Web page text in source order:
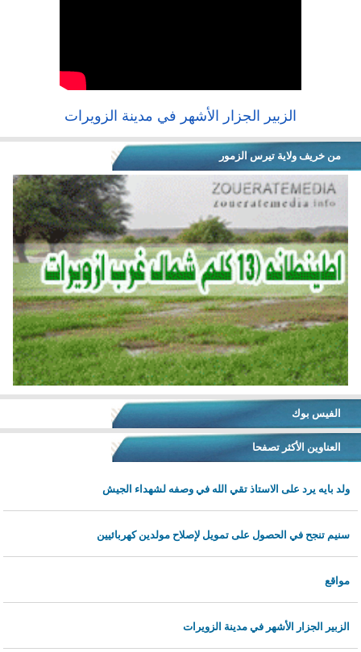
الزبير الجزار الأشهر في مدينة الزويرات
من خريف ولاية تيرس الزمور
الفيس بوك
العناوين الأكثر تصفحا
ولد بايه يرد على الاستاذ تقي الله في وصفه لشهداء الجيش
سنيم تنجح في الحصول على تمويل لإصلاح مولدين كهربائيين
مواقع
الزبير الجزار الأشهر في مدينة الزويرات